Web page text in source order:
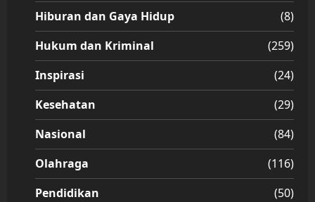
Hiburan dan Gaya Hidup
(8)
Hukum dan Kriminal
(259)
Inspirasi
(24)
Kesehatan
(29)
Nasional
(84)
Olahraga
(116)
Pendidikan
(50)